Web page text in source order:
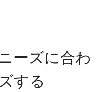
ーズに合わ
する